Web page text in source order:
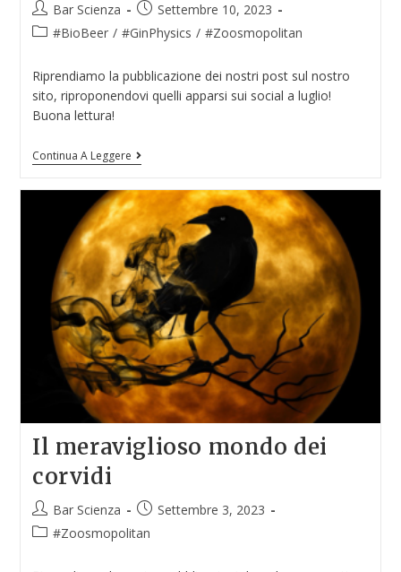
Bar Scienza
Settembre 10, 2023
#BioBeer / #GinPhysics / #Zoosmopolitan
Riprendiamo la pubblicazione dei nostri post sul nostro
sito, riproponendovi quelli apparsi sui social a luglio!
Buona lettura!
Continua A Leggere
Il meraviglioso mondo dei
corvidi
Bar Scienza
Settembre 3, 2023
#Zoosmopolitan